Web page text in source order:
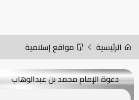
الرئيسية مواقع إسلامية
دعوة الإمام محمد بن عبدالوهاب